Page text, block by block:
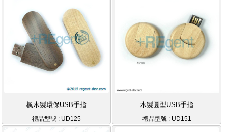
楓木製環保USB手指
禮品型號 : UD125
木製圓型USB手指
禮品型號 : UD151